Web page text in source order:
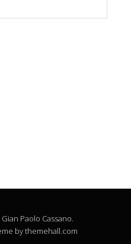
Paolo Cassano.
by themehall.com